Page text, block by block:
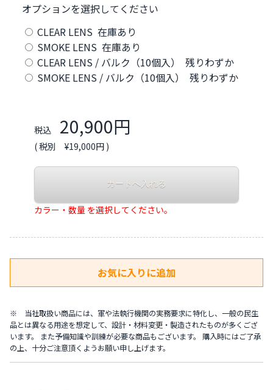
オプションを選択してください
CLEAR LENS 在庫あり
SMOKE LENS 在庫あり
CLEAR LENS / バルク（10個入） 残りわずか
SMOKE LENS / バルク（10個入） 残りわずか
税込 20,900円
( 税別 ¥19,000円 )
カラー・数量 を選択してください。
※ 当社取扱い商品には、軍や法執行機関の実務要求に特化し、一般の民生
品とは異なる用途を想定して、設計・材料変更・製造されたものが多くござ
います。 また予備知識や訓練が必要な商品もございます。 購入時にはご了承
の上、十分ご注意頂くようお願い申し上げます。